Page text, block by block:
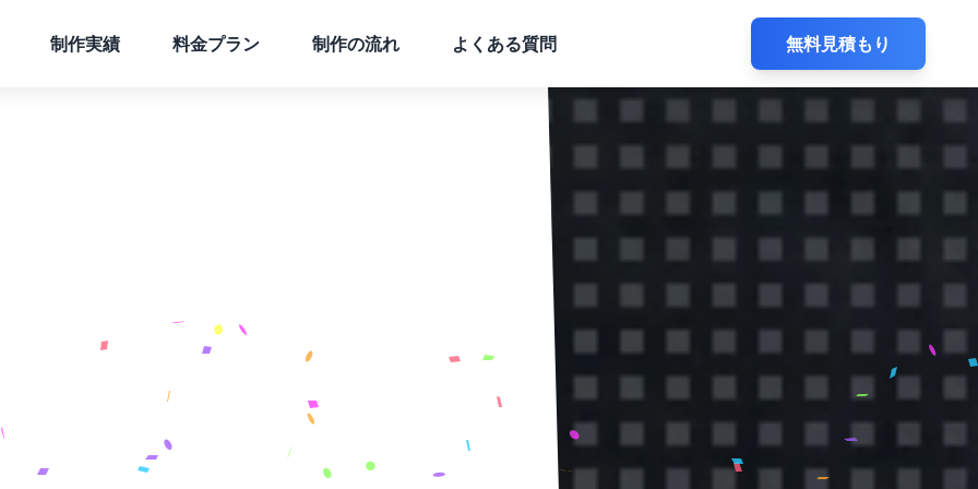
制作実績 料金プラン 制作の流れ よくある質問 無料見積もり